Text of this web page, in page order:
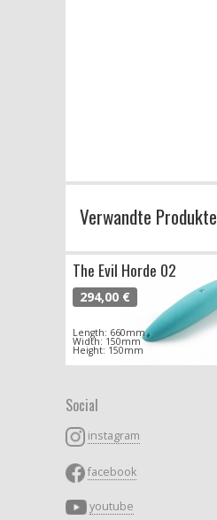
Verwandte Produkte
The Evil Horde 02
294,00 €
Length: 660mm
Width: 150mm
Height: 150mm
Social
instagram
facebook
youtube